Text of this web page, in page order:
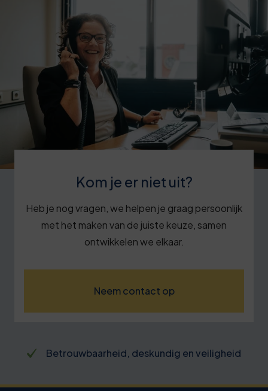
Kom je er niet uit?
Heb je nog vragen, we helpen je graag persoonlijk
met het maken van de juiste keuze, samen
ontwikkelen we elkaar.
Neem contact op
Betrokken trainers met passie, kennis en
praktijkervaring